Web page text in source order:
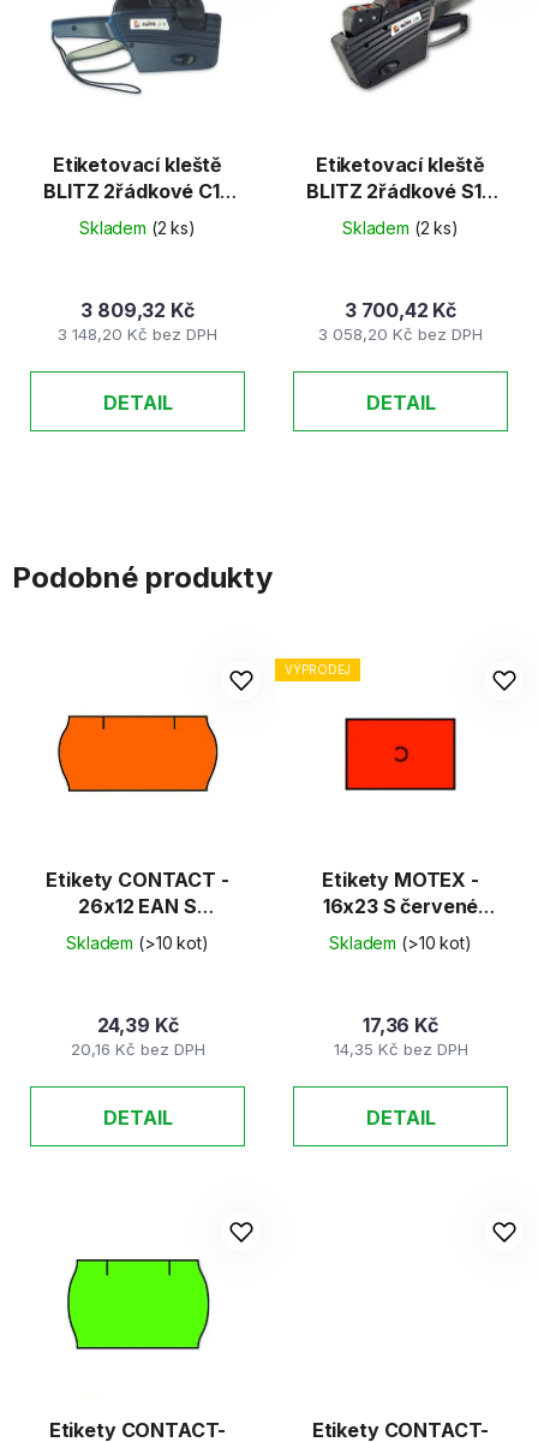
Etiketovací kleště
BLITZ 2řádkové C17
10+7 (CONTACT
25x16)
Skladem (2 ks)
3 148,20 Kč bez DPH
3 809,32 Kč
DETAIL
Etiketovací kleště
BLITZ 2řádkové S16
8+8č. (CONT. 25x16) .
Skladem (2 ks)
3 058,20 Kč bez DPH
3 700,42 Kč
DETAIL
Podobné produkty
Etikety CONTACT -
26x12 EAN S
oranžové
Skladem (>10 kot)
20,16 Kč bez DPH
24,39 Kč
DETAIL
VÝPRODEJ
Etikety MOTEX -
16x23 S červené
60ks/K
Skladem (>10 kot)
14,35 Kč bez DPH
17,36 Kč
DETAIL
Etikety CONTACT- Etikety CONTACT-